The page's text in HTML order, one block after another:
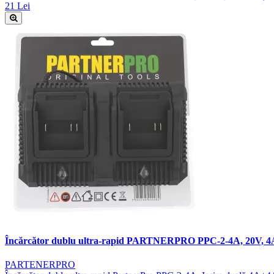
21 Lei
Încărcător dublu ultra-rapid PARTNERPRO PPC-2-4A, 20V,
PARTENERPRO